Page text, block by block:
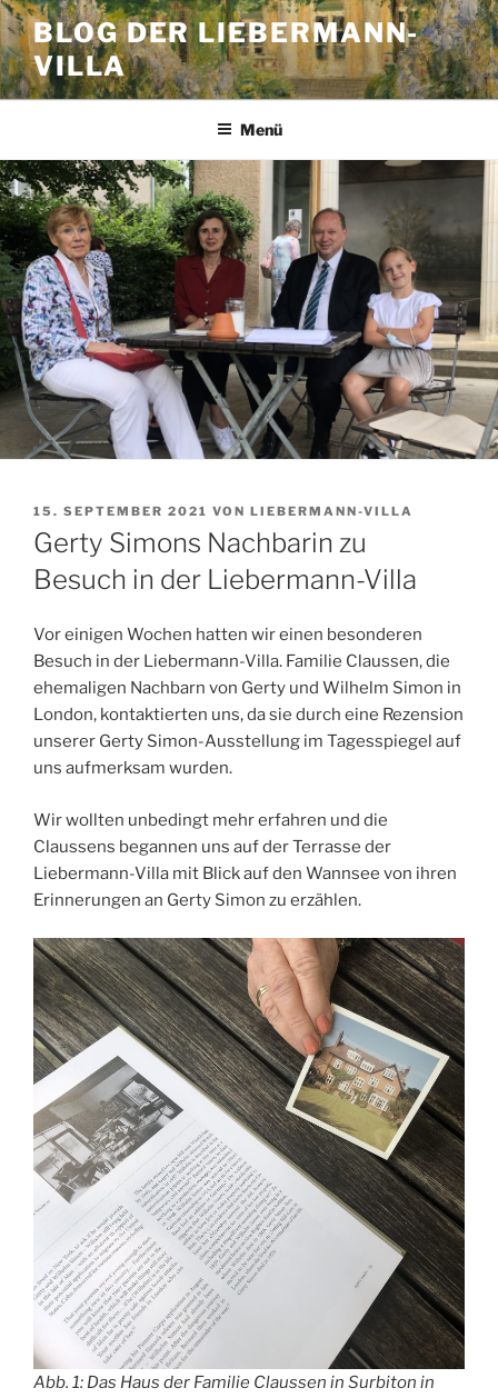
Zum
Inhalt
springen
BLOG DER LIEBERMANN-
VILLA
Menü
VERÖFFENTLICHT
AM
15. SEPTEMBER 2021 VON LIEBERMANN-VILLA
Gerty Simons Nachbarin zu
Besuch in der Liebermann-Villa
Vor einigen Wochen hatten wir einen besonderen
Besuch in der Liebermann-Villa. Familie Claussen, die
ehemaligen Nachbarn von Gerty und Wilhelm Simon in
London, kontaktierten uns, da sie durch eine Rezension
unserer Gerty Simon-Ausstellung im Tagesspiegel auf
uns aufmerksam wurden.
Wir wollten unbedingt mehr erfahren und die
Claussens begannen uns auf der Terrasse der
Liebermann-Villa mit Blick auf den Wannsee von ihren
Erinnerungen an Gerty Simon zu erzählen.
Abb. 1: Das Haus der Familie Claussen in Surbiton in